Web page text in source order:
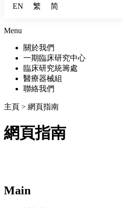
EN 繁 简
Menu
關於我們
一期臨床研究中心
臨床研究統籌處
醫療器械組
聯絡我們
主頁 > 網頁指南
網頁指南
Main